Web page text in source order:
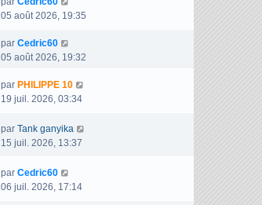
m
s
s
g
e
e
n
i
r
m
s
s
g
e
05 août 2026, 19:35
D
e
n
i
r
m
s
s
par Cedric60
05 août 2026, 19:32
D
e
n
i
r
m
par PHILIPPE 10
19 juil. 2026, 03:34
D
e
n
i
par Tank ganyika
15 juil. 2026, 13:37
D
e
par Cedric60
06 juil. 2026, 17:14